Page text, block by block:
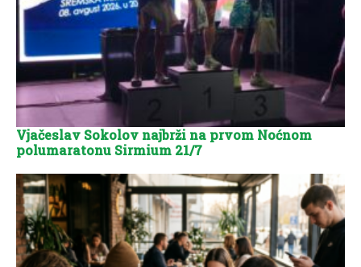
Vjačeslav Sokolov najbrži na prvom Noćnom
polumaratonu Sirmium 21/7